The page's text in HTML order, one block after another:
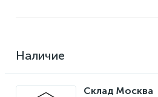
Наличие
Склад Москва